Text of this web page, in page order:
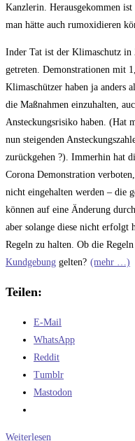
Kanzlerin. Herausgekommen
man hätte auch rumoxidieren
Inder Tat ist der Klimaschutz
getreten. Demonstrationen mit
Klimaschützer haben ja anders
die Maßnahmen einzuhalten,
Ansteckungsrisiko haben. (Hat
nun steigenden
zurückgehen ?). Immerhin hat
Corona Demonstration
nicht eingehalten werden – die
können auf eine Änderung
aber solange diese nicht erfolgt
Regeln zu halten. Ob die
Kundgebung gelten? (mehr …)
Teilen:
E-Mail
WhatsApp
Reddit
Tumblr
Mastodon
Weiterlesen